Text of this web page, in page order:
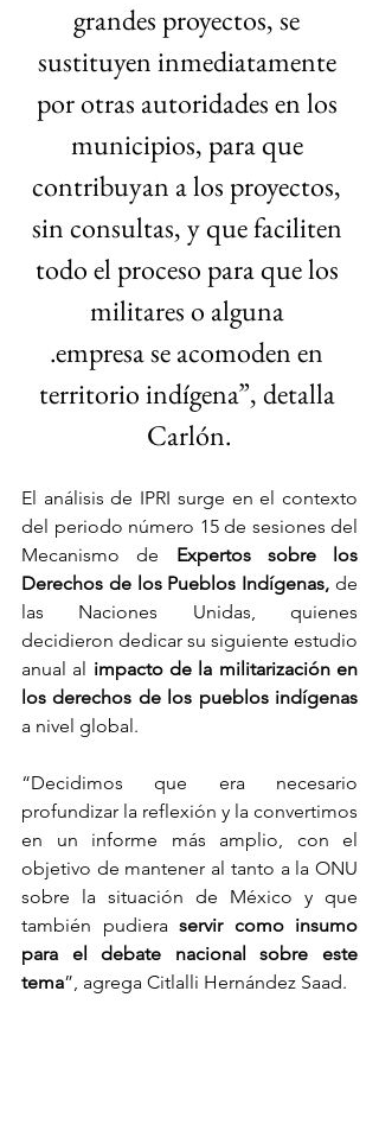
grandes proyectos, se
sustituyen inmediatamente
por otras autoridades en los
municipios, para que
contribuyan a los proyectos,
sin consultas, y que faciliten
todo el proceso para que los
militares o alguna
.empresa se acomoden en
territorio indígena”, detalla
Carlón.
El análisis de IPRI surge en el contexto
del periodo número 15 de sesiones del
Mecanismo de Expertos sobre los
Derechos de los Pueblos Indígenas, de
las Naciones Unidas, quienes
decidieron dedicar su siguiente estudio
anual al impacto de la militarización en
los derechos de los pueblos indígenas
a nivel global.
“Decidimos que era necesario
profundizar la reflexión y la convertimos
en un informe más amplio, con el
objetivo de mantener al tanto a la ONU
sobre la situación de México y que
también pudiera servir como insumo
para el debate nacional sobre este
tema”, agrega Citlalli Hernández Saad.